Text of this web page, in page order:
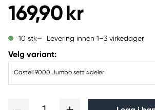
169,90 kr
10 stk Levering innen 1–3 virkedager
Velg variant:
Castell 9000 Jumbo sett 4deler